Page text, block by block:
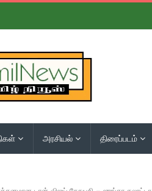
அரசியல் திரைப்படம்